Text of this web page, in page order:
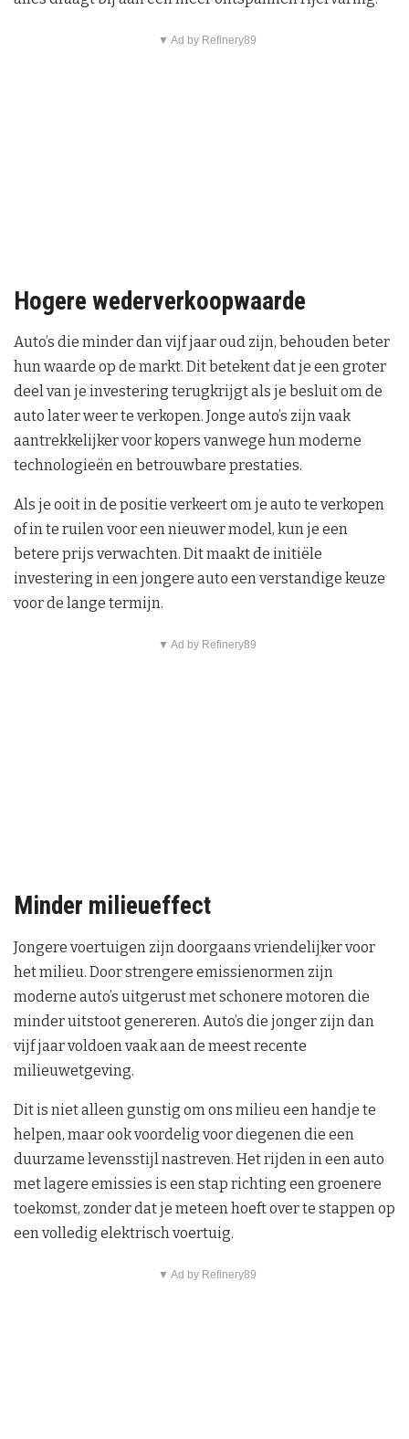
▼ Ad by Refinery89
Hogere wederverkoopwaarde
Auto’s die minder dan vijf jaar oud zijn, behouden beter
hun waarde op de markt. Dit betekent dat je een groter
deel van je investering terugkrijgt als je besluit om de
auto later weer te verkopen. Jonge auto’s zijn vaak
aantrekkelijker voor kopers vanwege hun moderne
technologieën en betrouwbare prestaties.
Als je ooit in de positie verkeert om je auto te verkopen
of in te ruilen voor een nieuwer model, kun je een
betere prijs verwachten. Dit maakt de initiële
investering in een jongere auto een verstandige keuze
voor de lange termijn.
▼ Ad by Refinery89
Minder milieueffect
Jongere voertuigen zijn doorgaans vriendelijker voor
het milieu. Door strengere emissienormen zijn
moderne auto’s uitgerust met schonere motoren die
minder uitstoot genereren. Auto’s die jonger zijn dan
vijf jaar voldoen vaak aan de meest recente
milieuwetgeving.
Dit is niet alleen gunstig om ons milieu een handje te
helpen, maar ook voordelig voor diegenen die een
duurzame levensstijl nastreven. Het rijden in een auto
met lagere emissies is een stap richting een groenere
toekomst, zonder dat je meteen hoeft over te stappen op
een volledig elektrisch voertuig.
▼ Ad by Refinery89